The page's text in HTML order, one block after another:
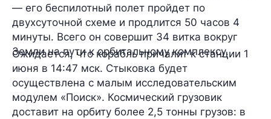
— его беспилотный полет пройдет по
двухсуточной схеме и продлится 50 часов 4
минуты. Всего он совершит 34 витка вокруг
Земли на пути к орбитальному комплексу.
Ожидается, что корабль причалит к станции 1
июня в 14:47 мск. Стыковка будет
осуществлена с малым исследовательским
модулем «Поиск». Космический грузовик
доставит на орбиту более 2,5 тонны грузов: в